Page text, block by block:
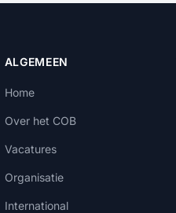
ALGEMEEN
Home
Over het COB
Vacatures
Organisatie
International